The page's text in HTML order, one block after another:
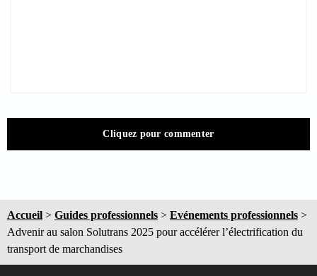
Cliquez pour commenter
Accueil > Guides professionnels > Evénements professionnels >
Advenir au salon Solutrans 2025 pour accélérer l’électrification du
transport de marchandises